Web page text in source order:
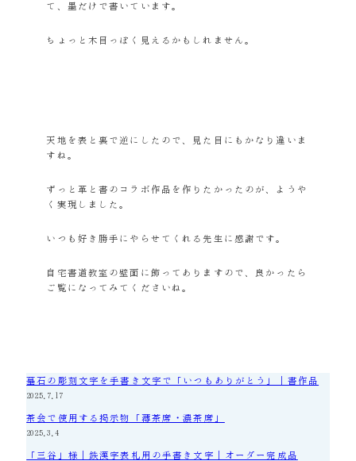
て、墨だけで書いています。
ちょっと木目っぽく見えるかもしれません。
天地を表と裏で逆にしたので、見た目にもかなり違いま
すね。
ずっと革と書のコラボ作品を作りたかったのが、ようや
く実現しました。
いつも好き勝手にやらせてくれる先生に感謝です。
自宅書道教室の壁面に飾ってありますので、良かったら
ご覧になってみてくださいね。
墓石の彫刻文字を手書き文字で「いつもありがとう」｜書作品
2025.7.17
茶会で使用する掲示物「薄茶席・濃茶席」
2025.3.4
「三谷」様｜鉄漢字表札用の手書き文字｜オーダー完成品